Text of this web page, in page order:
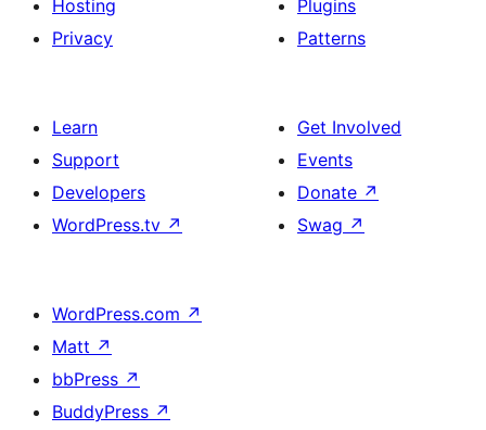
Hosting
Privacy
Plugins
Patterns
Learn
Support
Developers
WordPress.tv ↗
Get Involved
Events
Donate ↗
Swag ↗
WordPress.com ↗
Matt ↗
bbPress ↗
BuddyPress ↗